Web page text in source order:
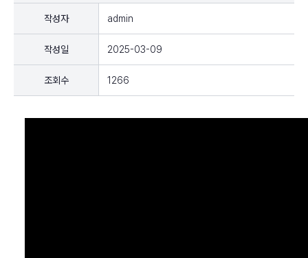
작성자 admin
작성일 2025-03-09
조회수 1266